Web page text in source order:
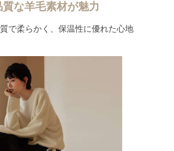
質な羊毛素材が魅力
で柔らかく、保温性に優れた心地